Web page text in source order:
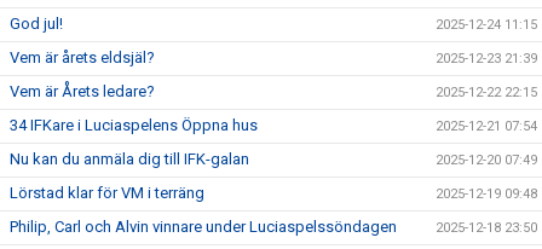
God jul! 2025-12-24 11:15
Vem är årets eldsjäl? 2025-12-23 21:39
Vem är Årets ledare? 2025-12-22 22:15
34 IFKare i Luciaspelens Öppna hus 2025-12-21 07:54
Nu kan du anmäla dig till IFK-galan 2025-12-20 07:49
Lörstad klar för VM i terräng 2025-12-19 09:48
Philip, Carl och Alvin vinnare under Luciaspelssöndagen 2025-12-18 23:50